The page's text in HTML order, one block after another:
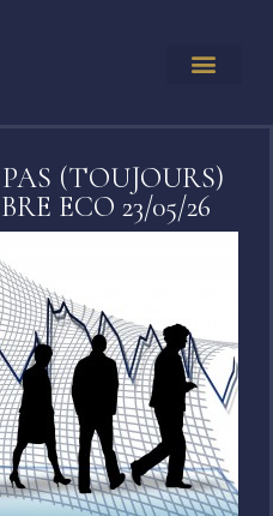
(TOUJOURS)
ECO 23/05/26